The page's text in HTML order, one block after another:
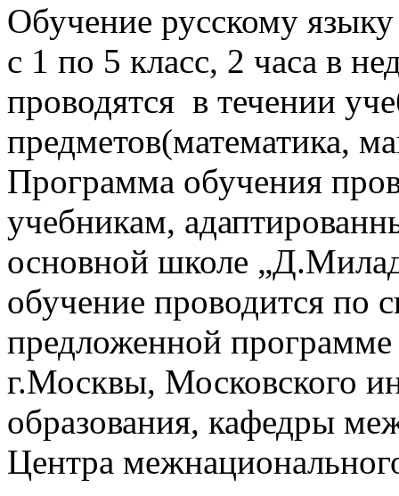
Обучение русскому
с 1 по 5 класс, 2 часа в
проводятся в течении
предметов(математика,
Программа обучения
учебникам,
основной школе
обучение проводится по
предложенной программе
г.Москвы, Московского
образования, кафедры
Центра